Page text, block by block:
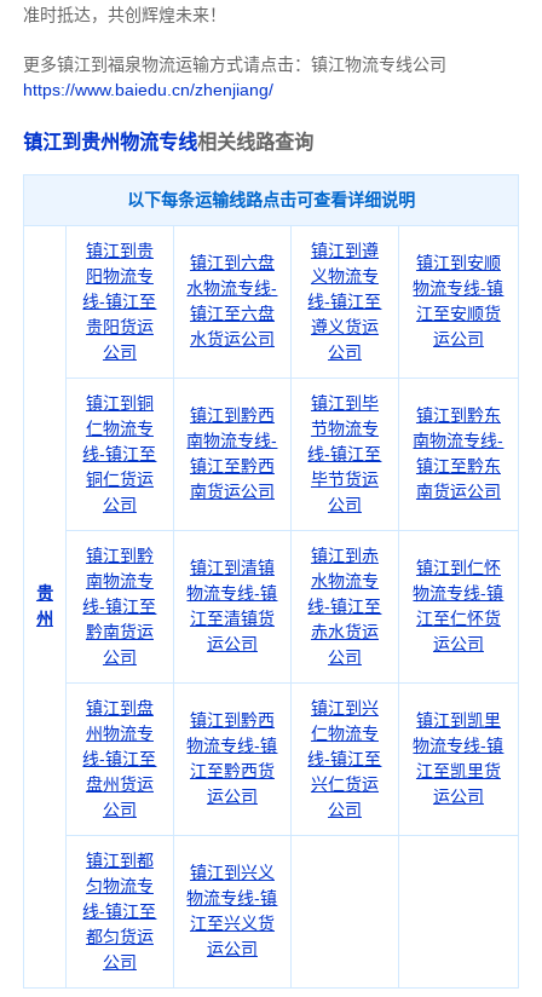
准时抵达，共创辉煌未来！
更多镇江到福泉物流运输方式请点击：镇江物流专线公司
https://www.baiedu.cn/zhenjiang/
镇江到贵州物流专线相关线路查询
以下每条运输线路点击可查看详细说明
贵
州
镇江到贵
阳物流专
线-镇江至
贵阳货运
公司
镇江到六盘
水物流专线-
镇江至六盘
水货运公司
镇江到遵
义物流专
线-镇江至
遵义货运
公司
镇江到安顺
物流专线-镇
江至安顺货
运公司
镇江到铜
仁物流专
线-镇江至
铜仁货运
公司
镇江到黔西
南物流专线-
镇江至黔西
南货运公司
镇江到毕
节物流专
线-镇江至
毕节货运
公司
镇江到黔东
南物流专线-
镇江至黔东
南货运公司
镇江到黔
南物流专
线-镇江至
黔南货运
公司
镇江到清镇
物流专线-镇
江至清镇货
运公司
镇江到赤
水物流专
线-镇江至
赤水货运
公司
镇江到仁怀
物流专线-镇
江至仁怀货
运公司
镇江到盘
州物流专
线-镇江至
盘州货运
公司
镇江到黔西
物流专线-镇
江至黔西货
运公司
镇江到兴
仁物流专
线-镇江至
兴仁货运
公司
镇江到凯里
物流专线-镇
江至凯里货
运公司
镇江到都
匀物流专
线-镇江至
都匀货运
公司
镇江到兴义
物流专线-镇
江至兴义货
运公司